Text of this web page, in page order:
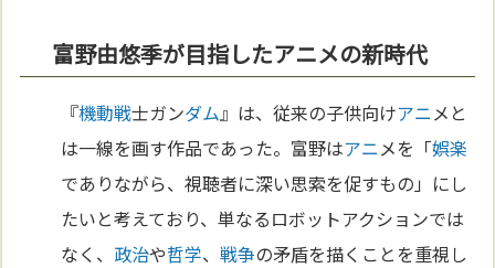
富野由悠季が目指したアニメの新時代
『機動戦士ガンダム』は、従来の子供向けアニ メと
は一線を画す作品であった。富野はアニ メを「娯楽
でありながら、視聴者に深い思索を促すもの」にし
たいと考えており、単なるロボットアクションでは
なく、 政治や哲学、戦争の矛盾を描くことを重視し